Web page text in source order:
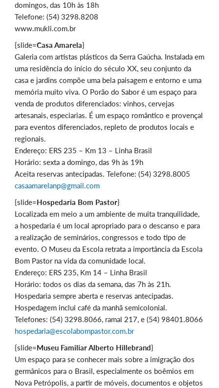
domingos, das 10h às 18h
Telefone: (54) 3298.8208
www.mukli.com.br
{slide=Casa Amarela}
Galeria com artistas plásticos da Serra Gaúcha. Instalada em
uma residência do início do século XX, seu conjunto da
casa e jardins compõe uma bela paisagem e entorno e uma
memória muito viva. O Porão do Sabor é um espaço para
venda de produtos diferenciados: vinhos, cervejas
artesanais, especiarias. É um espaço romântico e provençal
para eventos diferenciados, repleto de produtos locais e
regionais.
Endereço: ERS 235 – Km 13 – Linha Brasil
Horário: sexta a domingo, das 9h às 19h
Aceita reservas antecipadas. Telefone: (54) 3298.8005
casaamarelanp@gmail.com
{slide=Hospedaria Bom Pastor}
Localizada em meio a um ambiente de muita tranquilidade,
a hospedaria é um local apropriado para o descanso e para
a realização de seminários, congressos e todo tipo de
evento. O Museu da Escola retrata a importância da Escola
Bom Pastor na vida da comunidade local.
Endereço: ERS 235, Km 14 – Linha Brasil
Horário: todos os dias da semana, das 7h às 21h.
Hospedaria sempre aberta e reservas antecipadas.
Hospedagem inclui café da manhã semicolonial.
Telefones: (54) 3298.8066, ramal 217, e (54) 98401.8066
hospedaria@escolabompastor.com.br
{slide=Museu Familiar Alberto Hillebrand}
Um espaço para se conhecer mais sobre a imigração dos
germânicos para o Brasil, especialmente os boêmios em
Nova Petrópolis, a partir de móveis, documentos e objetos